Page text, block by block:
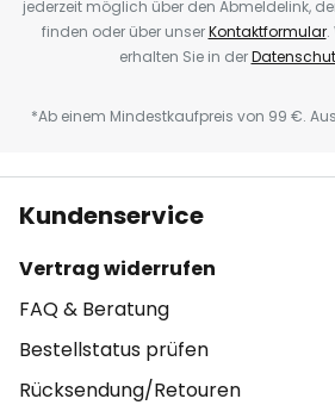
jederzeit möglich über den Abmeldelink,
finden oder über unserKontaktformular.
erhalten Sie in der
*Ab einem Mindestkaufpreis von 99 €.
Kundenservice
Vertrag widerrufen
FAQ & Beratung
Bestellstatus prüfen
Rücksendung/Retouren